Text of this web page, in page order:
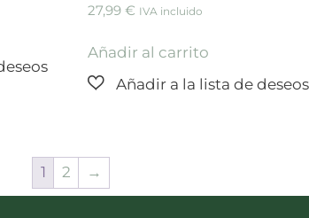
27,99€ IVA incluido
Añadir al carrito
1 2 →